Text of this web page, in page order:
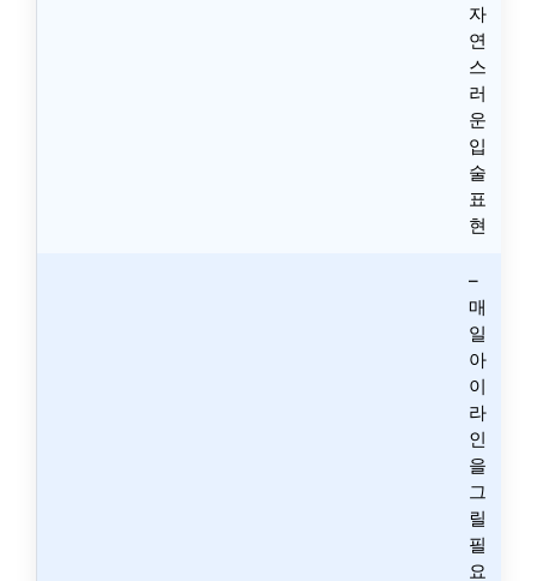
자
연
스
러
운
입
술
표
현
–
매
일
아
이
라
인
을
그
릴
필
요